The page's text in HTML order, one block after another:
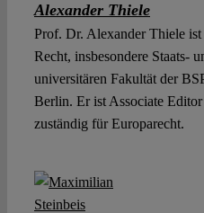
Alexander Thiele
Prof. Dr. Alexander Thiele
Recht, insbesondere Staats-
universitären Fakultät der
Berlin. Er ist Associate Editor
zuständig für Europarecht.